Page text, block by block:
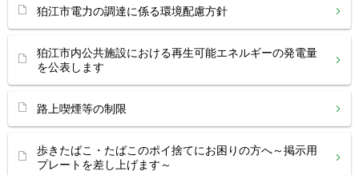
狛江市電力の調達に係る環境配慮方針
狛江市内公共施設における再生可能エネルギーの発電量
を公表します
路上喫煙等の制限
歩きたばこ・たばこのポイ捨てにお困りの方へ～掲示用
プレートを差し上げます～